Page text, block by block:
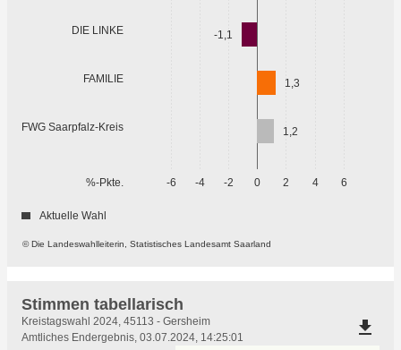
DIE LINKE
FAMILIE
FWG Saarpfalz-Kreis
-6 -4 -2 0 2 4 6
%-Pkte.
-1,1
1,3
1,2
© Die Landeswahlleiterin, Statistisches Landesamt Saarland
Aktuelle Wahl
Stimmen tabellarisch
Stimmen
tabellarisch
Kreistagswahl 2024, 45113 - Gersheim
Amtliches Endergebnis, 03.07.2024, 14:25:01
file_download